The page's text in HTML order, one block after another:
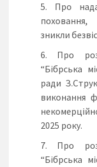
Про
поховання,
зникли
Про
“Бібрська
ради
виконання
2025 року.
Про
“Бібрська